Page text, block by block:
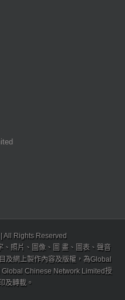
All Rights Reserved
照片、圖像、圖 畫、圖表、聲音
及網上製作內容及版權，為Global
Chinese Network Limited授
及轉載。